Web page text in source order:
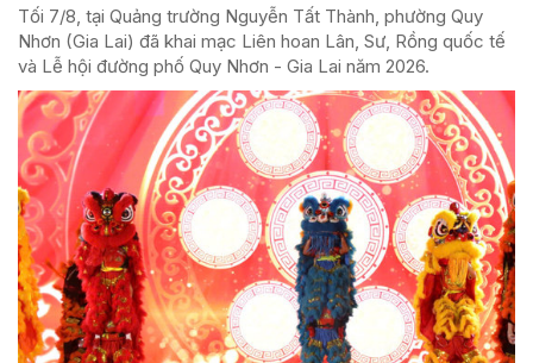
Tối 7/8, tại Quảng trường Nguyễn Tất Thành, phường Quy
Nhơn (Gia Lai) đã khai mạc Liên hoan Lân, Sư, Rồng quốc tế
và Lễ hội đường phố Quy Nhơn - Gia Lai năm 2026.